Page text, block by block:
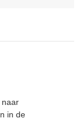
naar
in de